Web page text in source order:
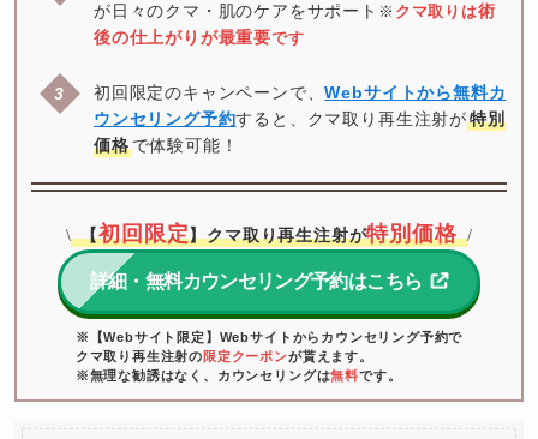
が日々のクマ・肌のケアをサポート ※ クマ取りは術
後の仕上がりが最重要です
初回限定のキャンペーンで、Webサイトから無料カ
ウンセリング予約すると、クマ取り再生注射が特別
価格で体験可能！
\ 【初回限定】クマ取り再生注射が特別価格 /
詳細・無料カウンセリング予約はこちら
※【Webサイト限定】Webサイトからカウンセリング予約で
クマ取り再生注射の 限定クーポンが貰えます。
※無理な勧誘はなく、カウンセリングは無料です。